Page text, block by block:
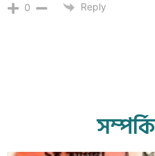
0 Reply